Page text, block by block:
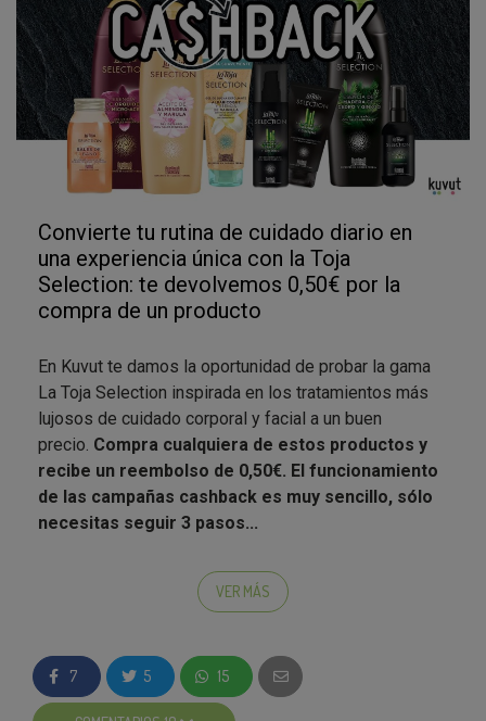
Convierte tu rutina de cuidado diario en
una experiencia única con la Toja
Selection: te devolvemos 0,50€ por la
compra de un producto
En Kuvut te damos la oportunidad de probar la gama
La Toja Selection inspirada en los tratamientos más
lujosos de cuidado corporal y facial a un buen
precio. Compra cualquiera de estos productos y
recibe un reembolso de 0,50€. El funcionamiento
de las campañas cashback es muy sencillo, sólo
necesitas seguir 3 pasos...
: Ve a tu supermercado habitual, compra
un producto de la nueva gama
y guarda el ticket de compra.
en la zona de participación.
Te devolvemos el dinero: En un plazo de 20
VER MÁS
7 5 15